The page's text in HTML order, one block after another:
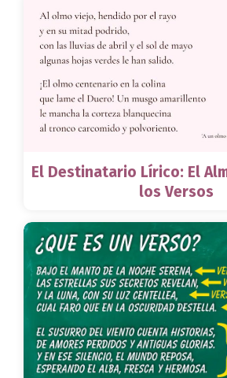
El Destinatario Lírico: El
los Versos